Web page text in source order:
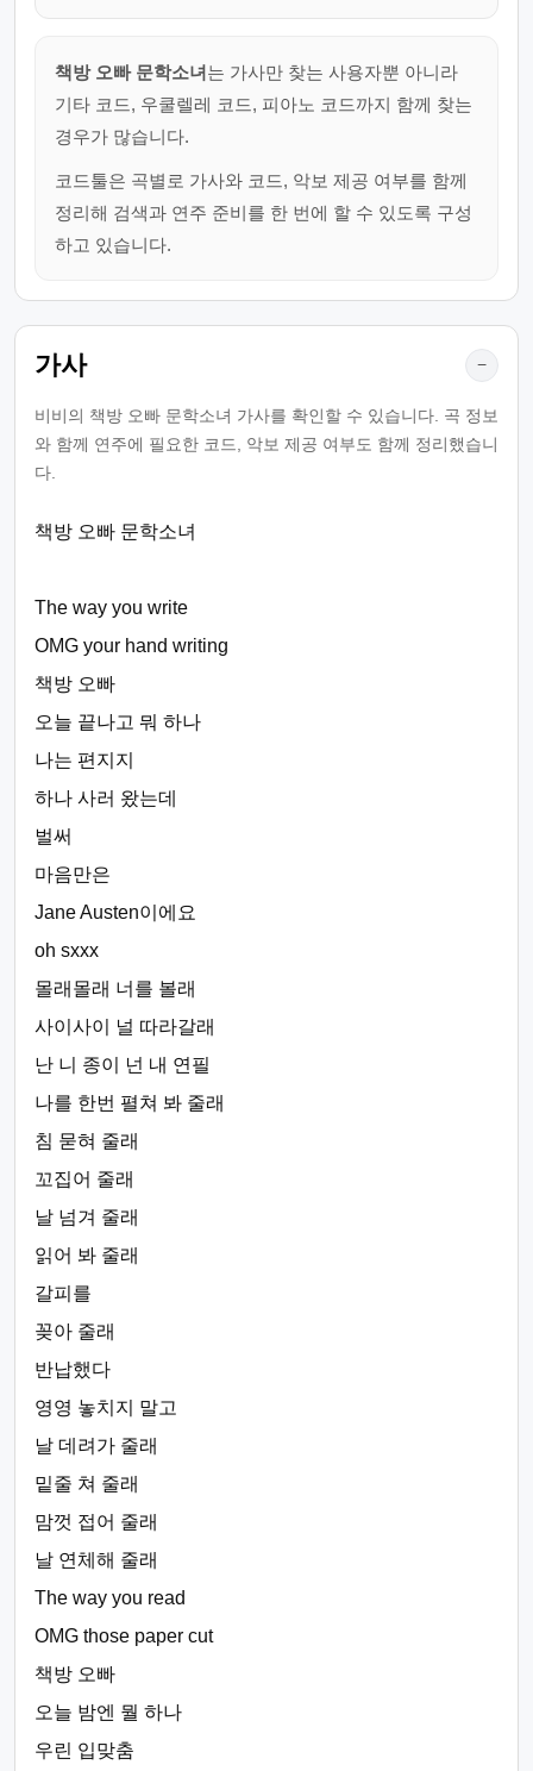
책방 오빠 문학소녀는 가사만 찾는 사용자뿐 아니라
기타 코드, 우쿨렐레 코드, 피아노 코드까지 함께 찾는
경우가 많습니다.
코드툴은 곡별로 가사와 코드, 악보 제공 여부를 함께
정리해 검색과 연주 준비를 한 번에 할 수 있도록 구성
하고 있습니다.
가사 −
비비의 책방 오빠 문학소녀 가사를 확인할 수 있습니다. 곡 정보
와 함께 연주에 필요한 코드, 악보 제공 여부도 함께 정리했습니
다.
책방 오빠 문학소녀
The way you write
OMG your hand writing
책방 오빠
오늘 끝나고 뭐 하나
나는 편지지
하나 사러 왔는데
벌써
마음만은
Jane Austen이에요
oh sxxx
몰래몰래 너를 볼래
사이사이 널 따라갈래
난 니 종이 넌 내 연필
나를 한번 펼쳐 봐 줄래
침 묻혀 줄래
꼬집어 줄래
날 넘겨 줄래
읽어 봐 줄래
갈피를
꽂아 줄래
반납했다
영영 놓치지 말고
날 데려가 줄래
밑줄 쳐 줄래
맘껏 접어 줄래
날 연체해 줄래
The way you read
OMG those paper cut
책방 오빠
오늘 밤엔 뭘 하나
우린 입맞춤